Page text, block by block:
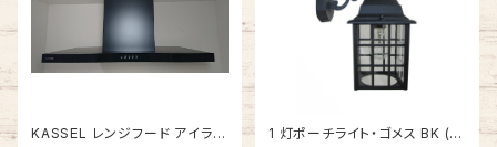
KASSEL レンジフード アイラン
1 灯ポーチライト・ゴメス BK (ブ